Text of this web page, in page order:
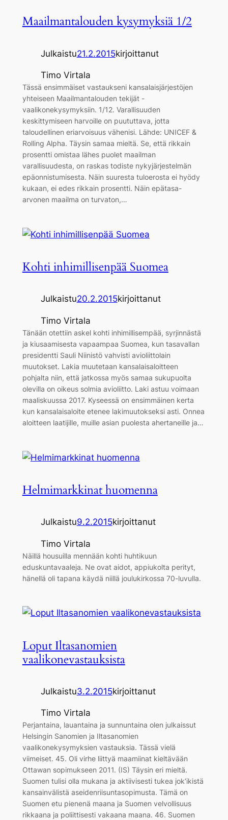
Maailmantalouden kysymyksiä 1/2
Julkaistu21.2.2015kirjoittanut
Timo Virtala
Tässä ensimmäiset vastaukseni kansalaisjärjestöjen
yhteiseen Maailmantalouden tekijät -
vaalikonekysymyksiin. 1/12. Varallisuuden
keskittymiseen harvoille on puututtava, jotta
taloudellinen eriarvoisuus vähenisi. Lähde: UNICEF &
Rolling Alpha. Täysin samaa mieltä. Se, että rikkain
prosentti omistaa lähes puolet maailman
varallisuudesta, on raskas todiste nykyjärjestelmän
epäonnistumisesta. Näin suuresta tuloerosta ei hyödy
kukaan, ei edes rikkain prosentti. Näin epätasa-
arvonen maailma on turvaton,…
Kohti inhimillisenpää Suomea
Julkaistu20.2.2015kirjoittanut
Timo Virtala
Tänään otettiin askel kohti inhimillisempää, syrjinnästä
ja kiusaamisesta vapaampaa Suomea, kun tasavallan
presidentti Sauli Niinistö vahvisti avioliittolain
muutokset. Lakia muutetaan kansalaisaloitteen
pohjalta niin, että jatkossa myös samaa sukupuolta
olevilla on oikeus solmia avioliitto. Laki astuu voimaan
maaliskuussa 2017. Kyseessä on ensimmäinen kerta
kun kansalaisaloite etenee lakimuutokseksi asti. Onnea
aloitteen laatijille, muille asian puolesta ahertaneille ja…
Helmimarkkinat huomenna
Julkaistu9.2.2015kirjoittanut
Timo Virtala
Näillä housuilla mennään kohti huhtikuun
eduskuntavaaleja. Ne ovat aidot, appiukolta perityt,
hänellä oli tapana käydä niillä joulukirkossa 70-luvulla.
Loput Iltasanomien
vaalikonevastauksista
Julkaistu3.2.2015kirjoittanut
Timo Virtala
Perjantaina, lauantaina ja sunnuntaina olen julkaissut
Helsingin Sanomien ja Iltasanomien
vaalikonekysymyksien vastauksia. Tässä vielä
viimeiset. 45. Oli virhe liittyä maamiinat kieltävään
Ottawan sopimukseen 2011. (IS) Täysin eri mieltä.
Suomen tulisi olla mukana ja aktiivisesti tukea jok’ikistä
kansainvälistä aseidenriisuntasopimusta. Tämä on
Suomen etu pienenä maana ja Suomen velvollisuus
rikkaana ja poliittisesti vakaana maana. 46. Suomen